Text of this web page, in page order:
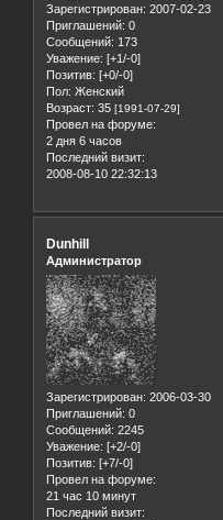
Зарегистрирован: 2007-02-23
Приглашений: 0
Сообщений: 173
Уважение: [+1/-0]
Позитив: [+0/-0]
Пол: Женский
Возраст: 35 [1991-07-29]
Провел на форуме:
2 дня 6 часов
Последний визит:
2008-08-10 22:32:13
Dunhill
Администратор
Зарегистрирован: 2006-03-30
Приглашений: 0
Сообщений: 2245
Уважение: [+2/-0]
Позитив: [+7/-0]
Провел на форуме:
21 час 10 минут
Последний визит: